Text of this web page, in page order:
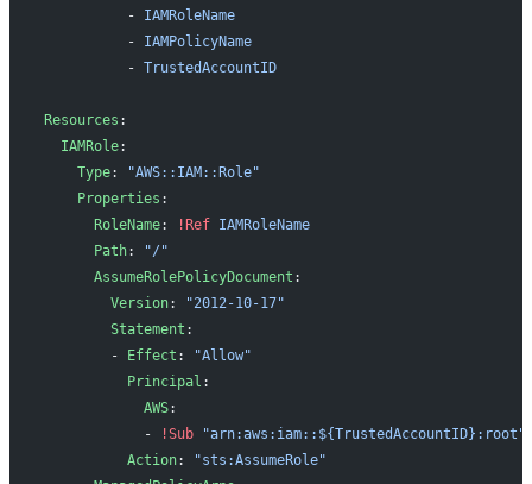
          -
IAMRoleName
          -
IAMPolicyName
          -
TrustedAccountID
Resources :
  IAMRole
:
    Type
:
"AWS::IAM::Role"
    Properties
:
      RoleName
: !Ref IAMRoleName
      Path
:
"/"
      AssumeRolePolicyDocument
:
        Version
:
"2012-10-17"
        Statement
:
        -
Effect :
"Allow"
          Principal
:
            AWS
:
            -
!Sub "arn:aws:iam::${TrustedAccountID}:root"
          Action
:
"sts:AssumeRole"